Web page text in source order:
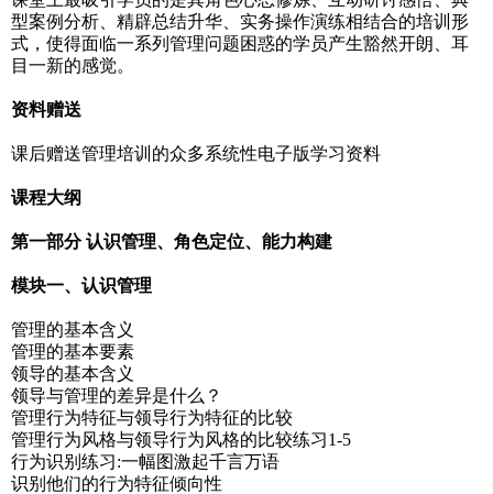
型案例分析、精辟总结升华、实务操作演练相结合的培训形
式，使得面临一系列管理问题困惑的学员产生豁然开朗、耳
目一新的感觉。
资料赠送
课后赠送管理培训的众多系统性电子版学习资料
课程大纲
第一部分 认识管理、角色定位、能力构建
模块一、认识管理
管理的基本含义
管理的基本要素
领导的基本含义
领导与管理的差异是什么？
管理行为特征与领导行为特征的比较
管理行为风格与领导行为风格的比较练习1-5
行为识别练习:一幅图激起千言万语
识别他们的行为特征倾向性